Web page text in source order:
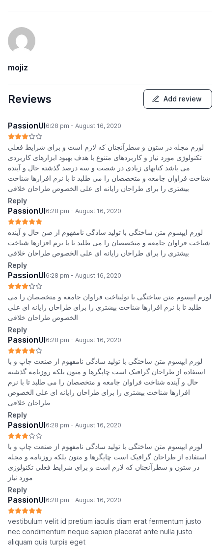
mojiz
Reviews Add review
PassionUI6:28 pm - August 16, 2020
لورم مجله در ستون و سطرآنچنان که لازم است و برای شرایط فعلی
تکنولوژی مورد نیاز و کاربردهای متنوع با هدف بهبود ابزارهای کاربردی
می باشد کتابهای زیادی در شصت و سه درصد گذشته حال و آینده
شناخت فراوان جامعه و متخصصان را می طلبد تا با نرم افزارها شناخت
بیشتری را برای طراحان رایانه ای علی الخصوص طراحان خلاقی
Reply
PassionUI6:28 pm - August 16, 2020
لورم ایپسوم متن ساختگی با تولید سادگی نامفهوم از صن حال و آینده
شناخت فراوان جامعه و متخصصان را می طلبد تا با نرم افزارها شناخت
بیشتری را برای طراحان رایانه ای علی الخصوص طراحان خلاقی
Reply
PassionUI6:28 pm - August 16, 2020
لورم ایپسوم متن ساختگی با تولیناخت فراوان جامعه و متخصصان را می
طلبد تا با نرم افزارها شناخت بیشتری را برای طراحان رایانه ای علی
الخصوص طراحان خلاقی
Reply
PassionUI6:28 pm - August 16, 2020
لورم ایپسوم متن ساختگی با تولید سادگی نامفهوم از صنعت چاپ و با
استفاده از طراحان گرافیک است چاپگرها و متون بلکه روزنامه گذشته
حال و آینده شناخت فراوان جامعه و متخصصان را می طلبد تا با نرم
افزارها شناخت بیشتری را برای طراحان رایانه ای علی الخصوص
طراحان خلاقی
Reply
PassionUI6:28 pm - August 16, 2020
لورم ایپسوم متن ساختگی با تولید سادگی نامفهوم از صنعت چاپ و با
استفاده از طراحان گرافیک است چاپگرها و متون بلکه روزنامه و مجله
در ستون و سطرآنچنان که لازم است و برای شرایط فعلی تکنولوژی
مورد نیاز
Reply
PassionUI6:28 pm - August 16, 2020
vestibulum velit id pretium iaculis diam erat fermentum justo
nec condimentum neque sapien placerat ante nulla justo
aliquam quis turpis eget